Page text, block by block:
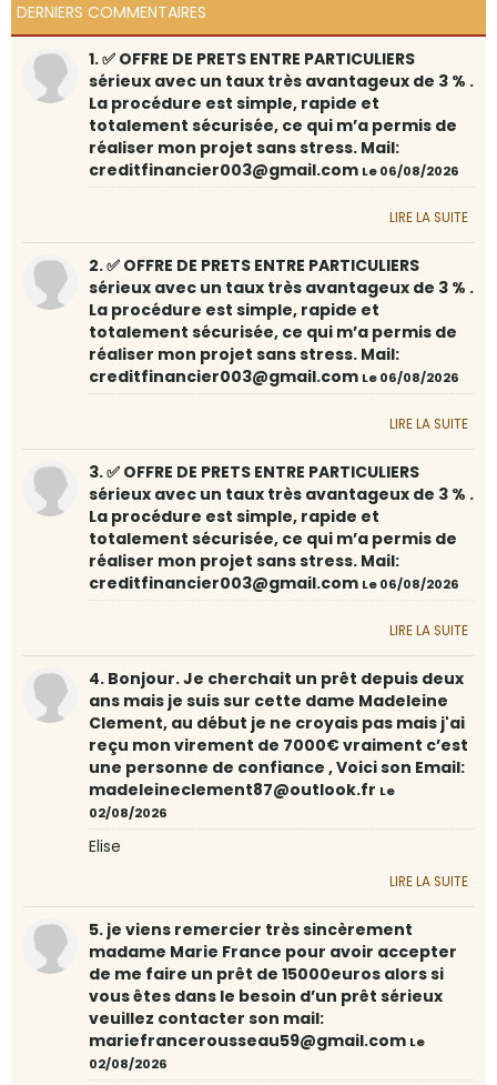
DERNIERS COMMENTAIRES
1. ✅ OFFRE DE PRETS ENTRE PARTICULIERS
sérieux avec un taux très avantageux de 3 % .
La procédure est simple, rapide et
totalement sécurisée, ce qui m’a permis de
réaliser mon projet sans stress. Mail:
creditfinancier003@gmail.com Le 06/08/2026
LIRE LA SUITE
2. ✅ OFFRE DE PRETS ENTRE PARTICULIERS
sérieux avec un taux très avantageux de 3 % .
La procédure est simple, rapide et
totalement sécurisée, ce qui m’a permis de
réaliser mon projet sans stress. Mail:
creditfinancier003@gmail.com Le 06/08/2026
LIRE LA SUITE
3. ✅ OFFRE DE PRETS ENTRE PARTICULIERS
sérieux avec un taux très avantageux de 3 % .
La procédure est simple, rapide et
totalement sécurisée, ce qui m’a permis de
réaliser mon projet sans stress. Mail:
creditfinancier003@gmail.com Le 06/08/2026
LIRE LA SUITE
4. Bonjour. Je cherchait un prêt depuis deux
ans mais je suis sur cette dame Madeleine
Clement, au début je ne croyais pas mais j'ai
reçu mon virement de 7000€ vraiment c’est
une personne de confiance , Voici son Email:
madeleineclement87@outlook.fr Le
02/08/2026
Elise
LIRE LA SUITE
5. je viens remercier très sincèrement
madame Marie France pour avoir accepter
de me faire un prêt de 15000euros alors si
vous êtes dans le besoin d’un prêt sérieux
veuillez contacter son mail:
mariefrancerousseau59@gmail.com Le
02/08/2026